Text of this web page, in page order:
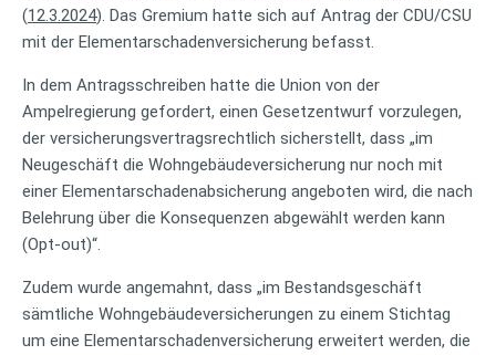
(12.3.2024). Das Gremium hatte sich auf Antrag der CDU/CSU
mit der Elementarschadenversicherung befasst.
In dem Antragsschreiben hatte die Union von der
Ampelregierung gefordert, einen Gesetzentwurf vorzulegen,
der versicherungsvertragsrechtlich sicherstellt, dass „im
Neugeschäft die Wohngebäudeversicherung nur noch mit
einer Elementarschadenabsicherung angeboten wird, die nach
Belehrung über die Konsequenzen abgewählt werden kann
(Opt-out)“.
Zudem wurde angemahnt, dass „im Bestandsgeschäft
sämtliche Wohngebäudeversicherungen zu einem Stichtag
um eine Elementarschadenversicherung erweitert werden, die